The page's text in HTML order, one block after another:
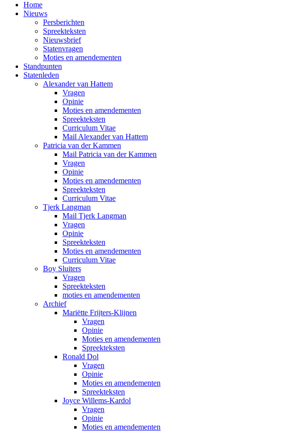
Home
Nieuws
Persberichten
Spreekteksten
Nieuwsbrief
Statenvragen
Moties en amendementen
Standpunten
Statenleden
Alexander van Hattem
Vragen
Opinie
Moties en amendementen
Spreekteksten
Curriculum Vitae
Mail Alexander van Hattem
Patricia van der Kammen
Mail Patricia van der Kammen
Vragen
Opinie
Moties en amendementen
Spreekteksten
Curriculum Vitae
Tjerk Langman
Mail Tjerk Langman
Vragen
Opinie
Spreekteksten
Moties en amendementen
Curriculum Vitae
Boy Sluiters
Vragen
Spreekteksten
moties en amendementen
Archief
Mariëtte Frijters-Klijnen
Vragen
Opinie
Moties en amendementen
Spreekteksten
Ronald Dol
Vragen
Opinie
Moties en amendementen
Spreekteksten
Joyce Willems-Kardol
Vragen
Opinie
Moties en amendementen